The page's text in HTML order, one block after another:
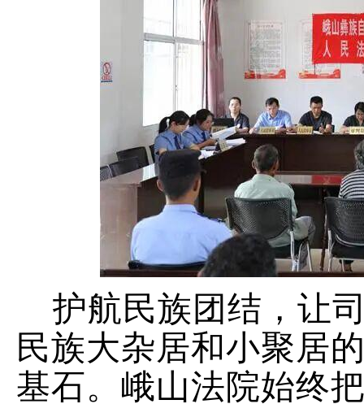
护航民族团结，让
民族大杂居和小聚居
基石。峨山法院始终